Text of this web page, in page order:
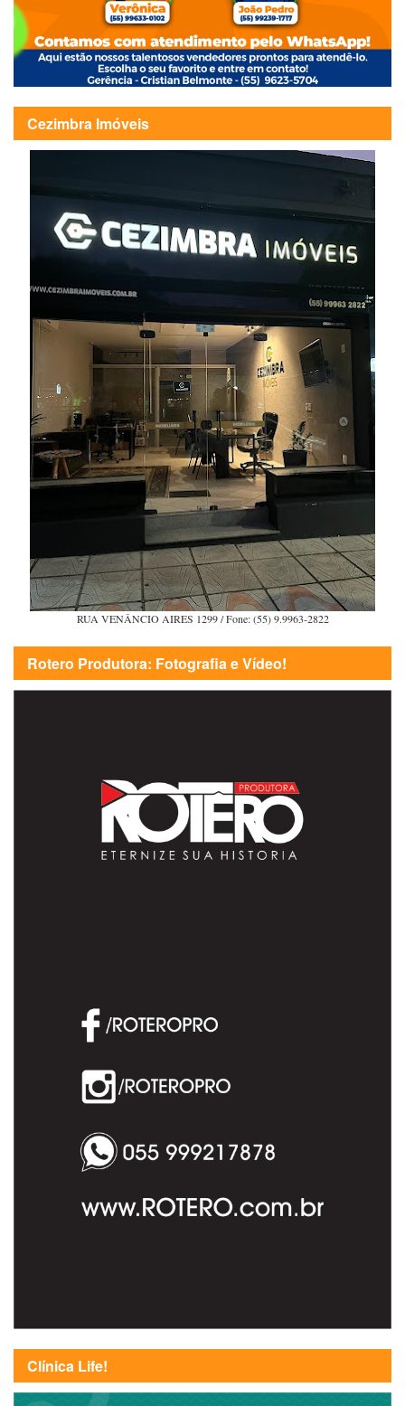
Cezimbra Imóveis
RUA VENÂNCIO AIRES 1299 / Fone: (55) 9.9963-2822
Rotero Produtora: Fotografia e Vídeo!
Clínica Life!